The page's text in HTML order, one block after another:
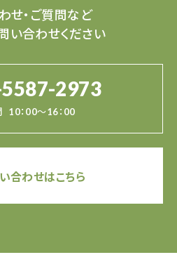
せ・ご質問など
い合わせください
2973
10：00～16：00
合わせはこちら